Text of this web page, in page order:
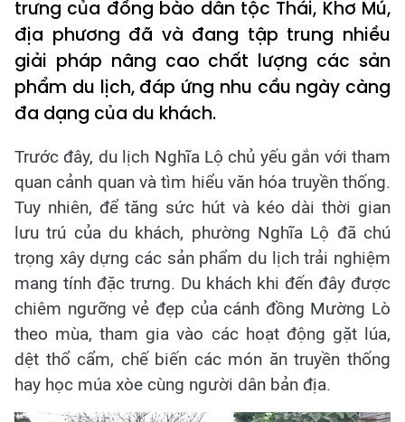
trưng của đồng bào dân tộc Thái, Khơ Mú,
địa phương đã và đang tập trung nhiều
giải pháp nâng cao chất lượng các sản
phẩm du lịch, đáp ứng nhu cầu ngày càng
đa dạng của du khách.
Trước đây, du lịch Nghĩa Lộ chủ yếu gắn với tham
quan cảnh quan và tìm hiểu văn hóa truyền thống.
Tuy nhiên, để tăng sức hút và kéo dài thời gian
lưu trú của du khách, phường Nghĩa Lộ đã chú
trọng xây dựng các sản phẩm du lịch trải nghiệm
mang tính đặc trưng. Du khách khi đến đây được
chiêm ngưỡng vẻ đẹp của cánh đồng Mường Lò
theo mùa, tham gia vào các hoạt động gặt lúa,
dệt thổ cẩm, chế biến các món ăn truyền thống
hay học múa xòe cùng người dân bản địa.